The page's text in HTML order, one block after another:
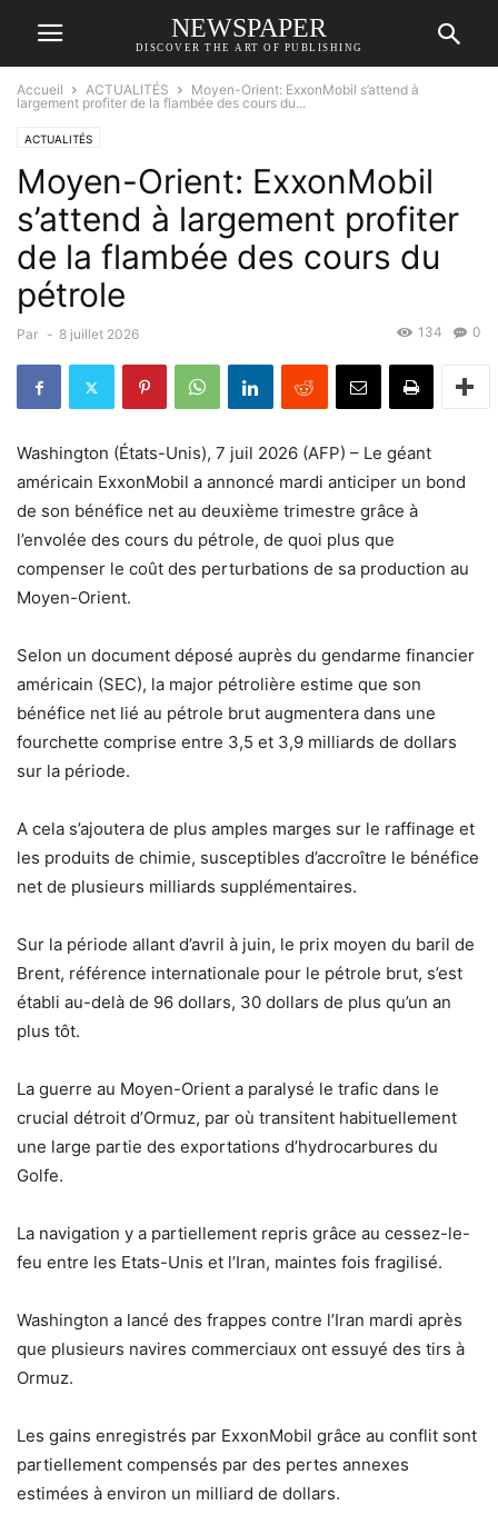
NEWSPAPER
DISCOVER THE ART OF PUBLISHING
Accueil ACTUALITÉS
Moyen-Orient: ExxonMobil s’attend à
largement profiter de la flambée des cours du...
ACTUALITÉS
Moyen-Orient: ExxonMobil
s’attend à largement profiter
de la flambée des cours du
pétrole
Par - 8 juillet 2026 0
134
Washington (États-Unis), 7 juil 2026 (AFP) – Le géant
américain ExxonMobil a annoncé mardi anticiper un bond
de son bénéfice net au deuxième trimestre grâce à
l’envolée des cours du pétrole, de quoi plus que
compenser le coût des perturbations de sa production au
Moyen-Orient.
Selon un document déposé auprès du gendarme financier
américain (SEC), la major pétrolière estime que son
bénéfice net lié au pétrole brut augmentera dans une
fourchette comprise entre 3,5 et 3,9 milliards de dollars
sur la période.
A cela s’ajoutera de plus amples marges sur le raffinage et
les produits de chimie, susceptibles d’accroître le bénéfice
net de plusieurs milliards supplémentaires.
Sur la période allant d’avril à juin, le prix moyen du baril de
Brent, référence internationale pour le pétrole brut, s’est
établi au-delà de 96 dollars, 30 dollars de plus qu’un an
plus tôt.
La guerre au Moyen-Orient a paralysé le trafic dans le
crucial détroit d’Ormuz, par où transitent habituellement
une large partie des exportations d’hydrocarbures du
Golfe.
La navigation y a partiellement repris grâce au cessez-le-
feu entre les Etats-Unis et l’Iran, maintes fois fragilisé.
Washington a lancé des frappes contre l’Iran mardi après
que plusieurs navires commerciaux ont essuyé des tirs à
Ormuz.
Les gains enregistrés par ExxonMobil grâce au conflit sont
partiellement compensés par des pertes annexes
estimées à environ un milliard de dollars.